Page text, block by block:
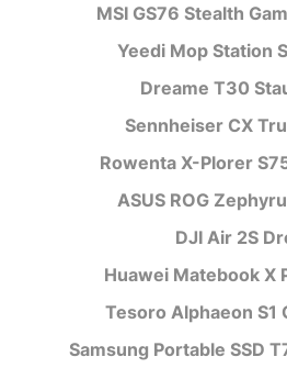
MSI GS76 Stealth
Yeedi Mop Station
Dreame T30
Sennheiser CX
Rowenta X-Plorer
ASUS ROG
DJI Air 2S
Huawei Matebook X
Tesoro Alphaeon S1
Samsung Portable SSD